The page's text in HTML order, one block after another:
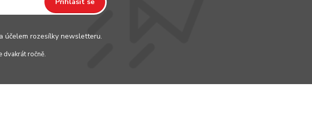
účelem rozesílky newsletteru.
dvakrát ročně.